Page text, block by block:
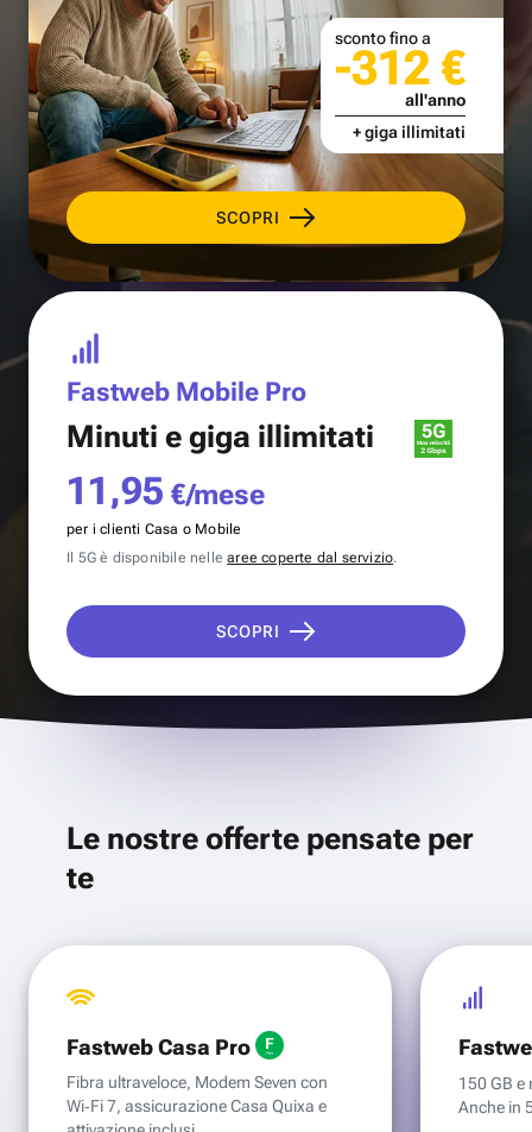
SCOPRI
sconto fino a
-312 €
all'anno
+ giga illimitati
Fastweb Mobile Pro
Minuti e giga illimitati
11,95 €/mese
per i clienti Casa o Mobile
Il 5G è disponibile nellearee coperte dal servizio.
SCOPRI
Le nostre offerte pensate per
te
Fastweb Casa Pro
Fibra ultraveloce, Modem Seven con
Wi‑Fi 7, assicurazione Casa Quixa e
150 GB e
Anche in